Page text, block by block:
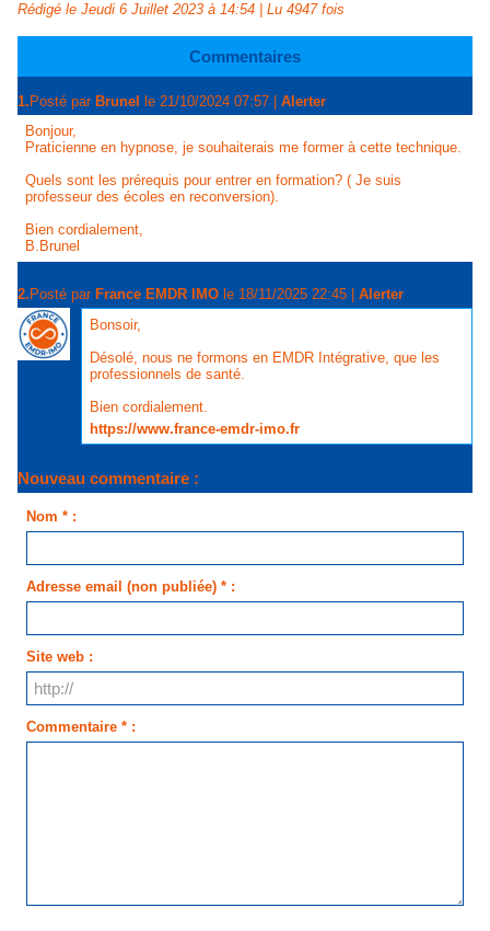
Rédigé le Jeudi 6 Juillet 2023 à 14:54 | Lu 4947 fois
Commentaires
1. Posté par Brunel le 21/10/2024 07:57
Alerter
Bonjour,
Praticienne en hypnose, je souhaiterais me former à cette technique.
Quels sont les prérequis pour entrer en formation? ( Je suis
professeur des écoles en reconversion).
Bien cordialement,
B.Brunel
2.Posté par France EMDR IMO le 18/11/2025 22:45 | Alerter
Bonsoir,
Désolé, nous ne formons en EMDR Intégrative, que les
professionnels de santé.
Bien cordialement.
https://www.france-emdr-imo.fr
Nouveau commentaire :
Nom * :
Adresse email (non publiée) * :
Site web :
Commentaire * :